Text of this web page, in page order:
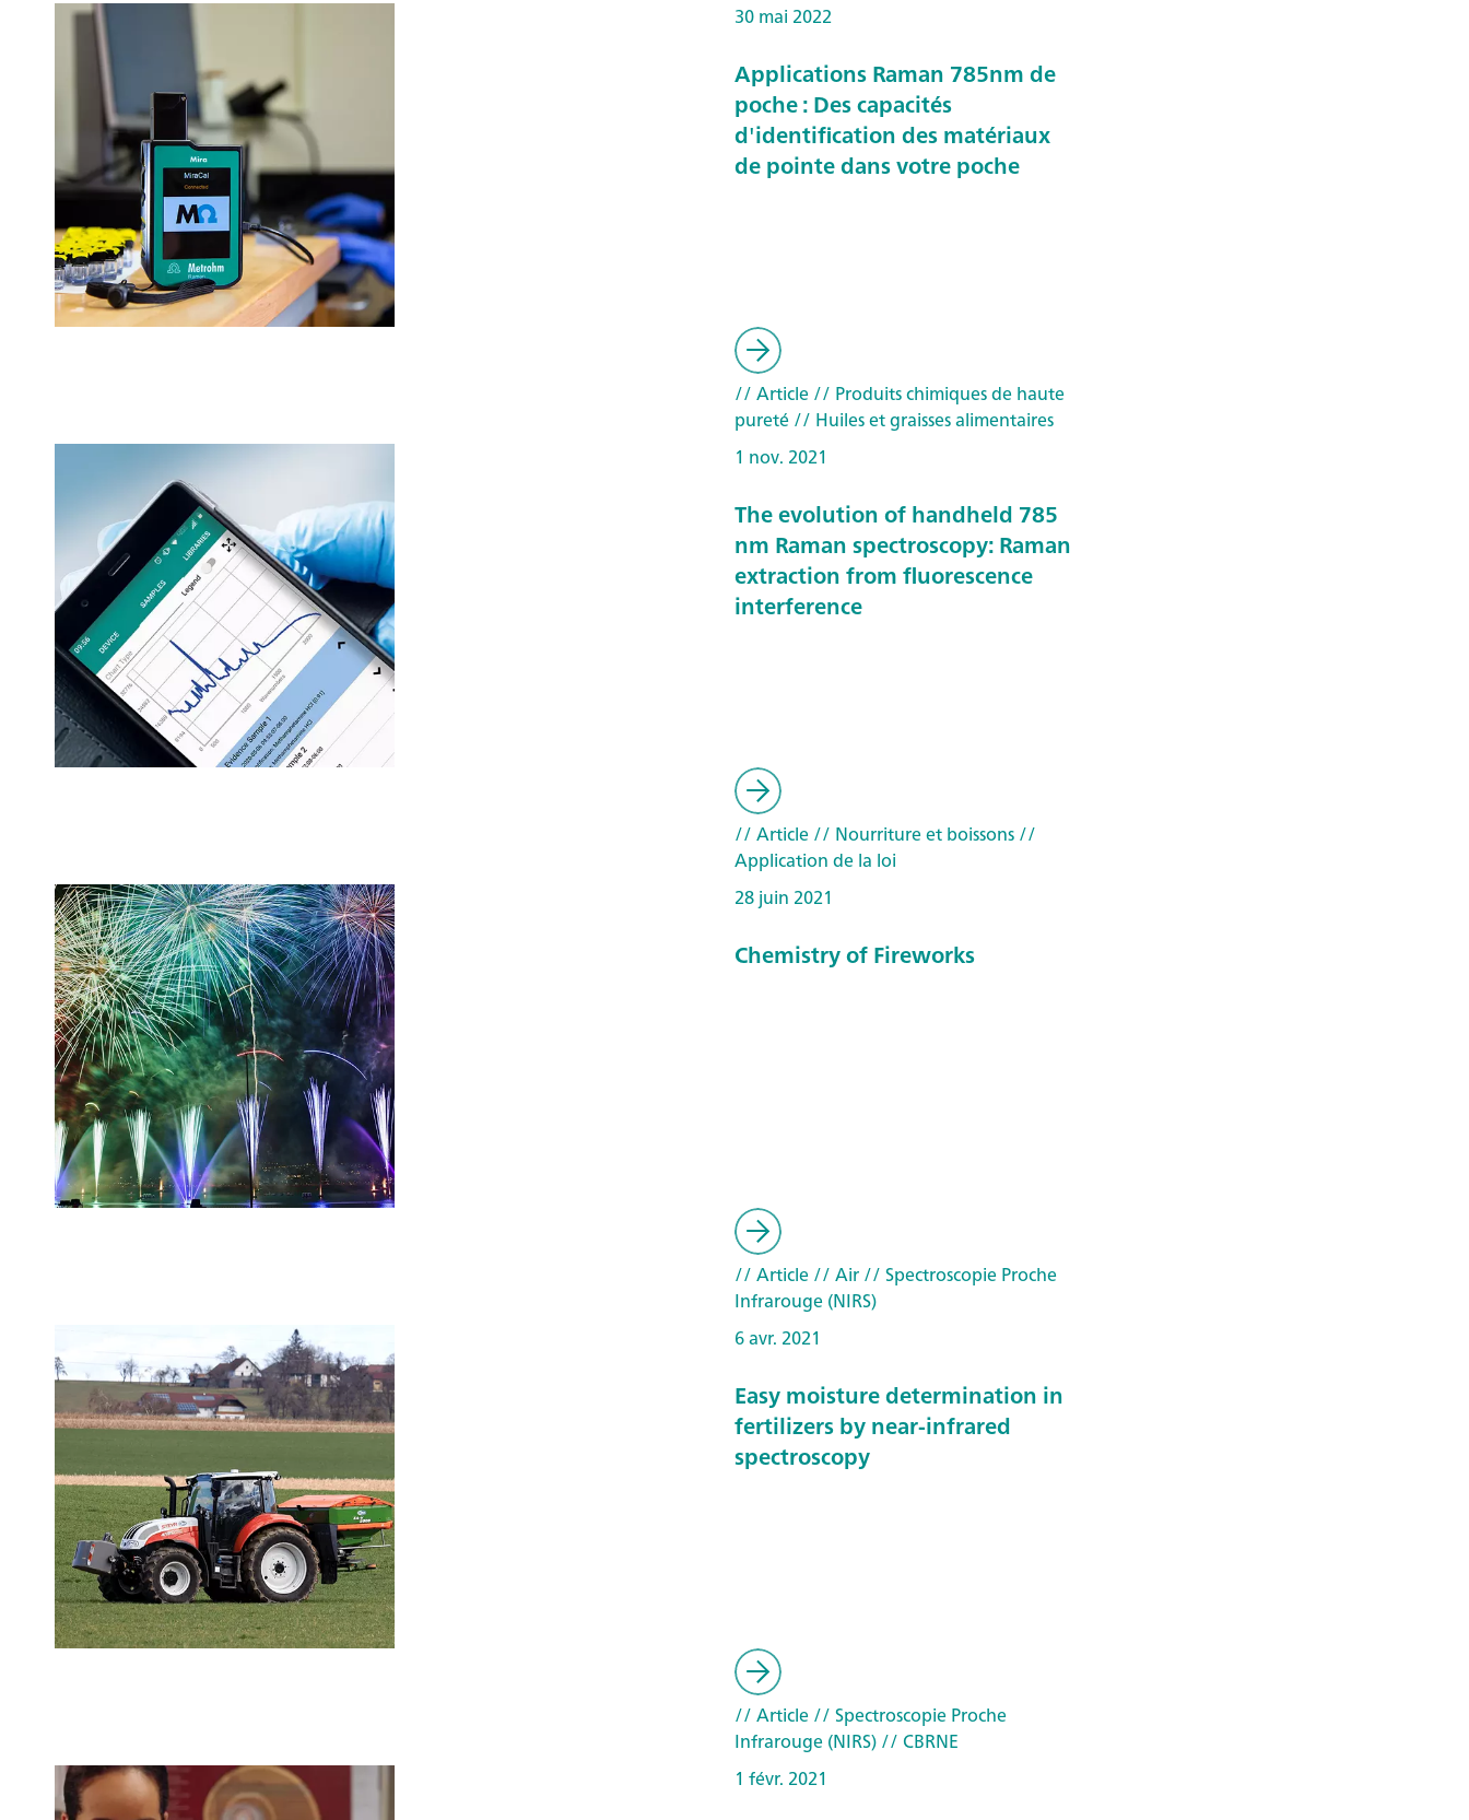
30 mai 2022
Applications Raman 785nm de
poche : Des capacités
d'identification des matériaux
de pointe dans votre poche
// Article// Produits chimiques de haute
pureté// Huiles et graisses alimentaires
1 nov. 2021
The evolution of handheld 785
nm Raman spectroscopy: Raman
extraction from fluorescence
interference
// Article// Nourriture et boissons//
Application de la loi
28 juin 2021
Chemistry of Fireworks
// Article// Air// Spectroscopie Proche
Infrarouge (NIRS)
6 avr. 2021
Easy moisture determination in
fertilizers by near-infrared
spectroscopy
// Article// Spectroscopie Proche
Infrarouge (NIRS)// CBRNE
1 févr. 2021